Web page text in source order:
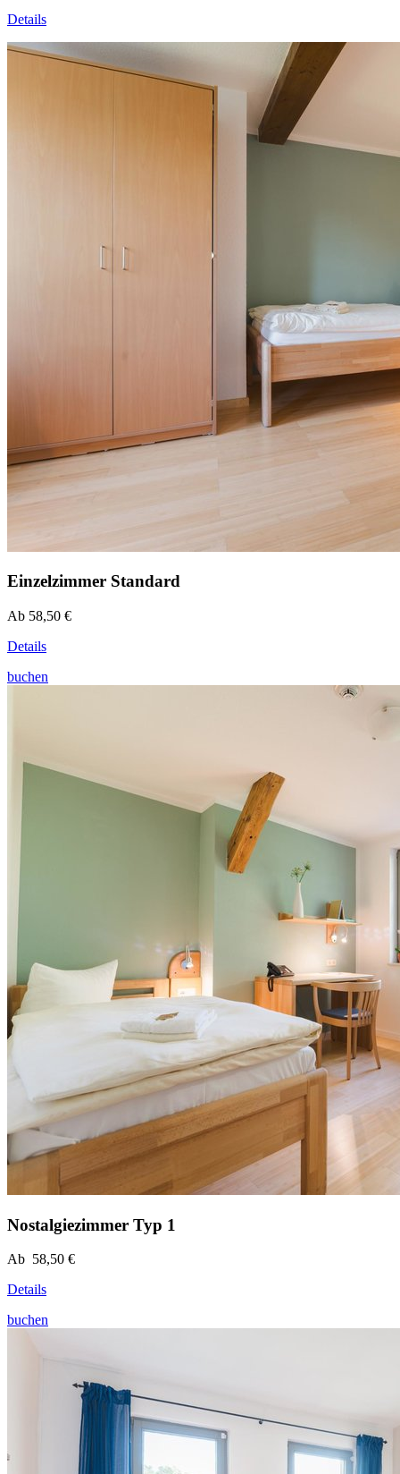
Details
Einzelzimmer Standard
Ab 58,50 €
Details
buchen
Nostalgiezimmer Typ 1
Ab 58,50 €
Details
buchen